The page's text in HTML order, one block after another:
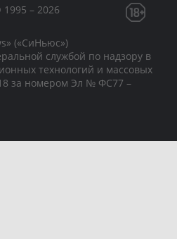
– 2026
(«СиНьюс»)
службой по надзору в
технологий и массовых
за номером Эл № ФС77 –